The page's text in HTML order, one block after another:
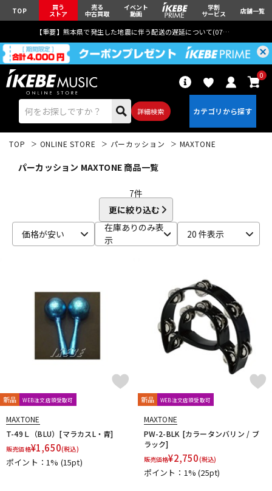
TOP 買う
ストア
売る
中古買取
イベント
動画
学割
サービス 店舗一覧
【重要】熊本県で発生した地震に伴う配送の遅延について(07月29日
詳細検索
0
ドラム パーカッション
キーボード 電子ピアノ
アンプ エフェクター
DTM
TOP ONLINE STORE パーカッション MAXTONE
パーカッション MAXTONE 商品一覧
7件
更に絞り込む
価格が安い
在庫ありのみ表
示
20 件表示
新品 WEB注文店頭受取可
MAXTONE
T-49Ｌ（BLU）[マラカスL・青]
販売価格¥1,650(税込)
ポイント：1% (15pt)
新品 WEB注文店頭受取可
MAXTONE
PW-2-BLK [カラータンバリン / ブ
ラック]
販売価格¥2,750(税込)
ポイント：1%(25pt)